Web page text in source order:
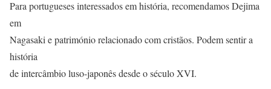
Para portugueses interessados em história, recomendamos Dejima
em
Nagasaki e património relacionado com cristãos. Podem sentir a
história
de intercâmbio luso-japonês desde o século XVI.